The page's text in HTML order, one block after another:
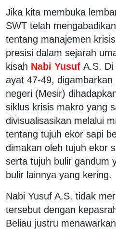
Jika kita membuka
SWT telah
tentang manajemen
presisi dalam sejarah
kisah Nabi Yusuf A.S. Di
ayat 47-49, digambarkan
negeri (Mesir)
siklus krisis makro yang
divisualisasikan melalui
tentang tujuh ekor sapi
dimakan oleh tujuh ekor
serta tujuh bulir gandum
bulir lainnya yang kering.
Nabi Yusuf A.S. tidak
tersebut dengan
Beliau justru